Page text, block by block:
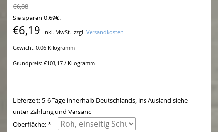
€6,88
Sie sparen 0.69€.
€6,19 Inkl. MwSt. zzgl. Versandkosten
Gewicht: 0,06 Kilogramm
Grundpreis: €103,17 / Kilogramm
Lieferzeit: 5-6 Tage innerhalb Deutschlands, ins Ausland siehe
unter Zahlung und Versand
Oberfläche: *